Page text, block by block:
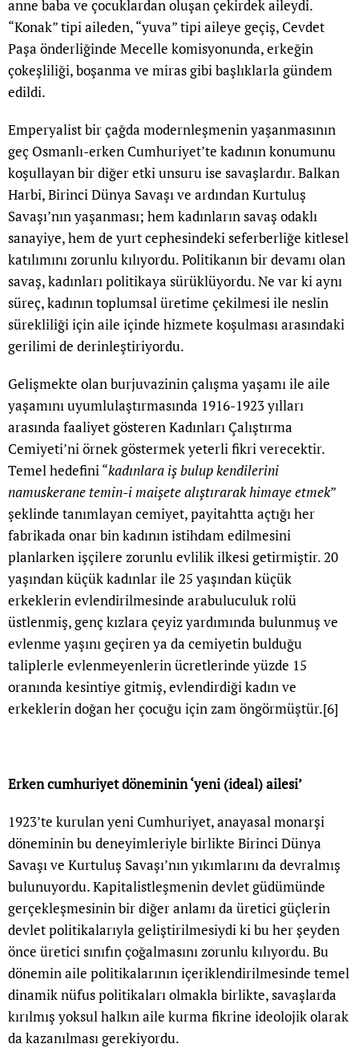
anne baba ve çocuklardan oluşan çekirdek aileydi.
“Konak” tipi aileden, “yuva” tipi aileye geçiş, Cevdet
Paşa önderliğinde Mecelle komisyonunda, erkeğin
çokeşliliği, boşanma ve miras gibi başlıklarla gündem
edildi.
Emperyalist bir çağda modernleşmenin yaşanmasının
geç Osmanlı-erken Cumhuriyet’te kadının konumunu
koşullayan bir diğer etki unsuru ise savaşlardır. Balkan
Harbi, Birinci Dünya Savaşı ve ardından Kurtuluş
Savaşı’nın yaşanması; hem kadınların savaş odaklı
sanayiye, hem de yurt cephesindeki seferberliğe kitlesel
katılımını zorunlu kılıyordu. Politikanın bir devamı olan
savaş, kadınları politikaya sürüklüyordu. Ne var ki aynı
süreç, kadının toplumsal üretime çekilmesi ile neslin
sürekliliği için aile içinde hizmete koşulması arasındaki
gerilimi de derinleştiriyordu.
Gelişmekte olan burjuvazinin çalışma yaşamı ile aile
yaşamını uyumlulaştırmasında 1916-1923 yılları
arasında faaliyet gösteren Kadınları Çalıştırma
Cemiyeti’ni örnek göstermek yeterli fikri verecektir.
Temel hedefini “kadınlara iş bulup kendilerini
namuskerane temin-i maişete alıştırarak himaye etmek”
şeklinde tanımlayan cemiyet, payitahtta açtığı her
fabrikada onar bin kadının istihdam edilmesini
planlarken işçilere zorunlu evlilik ilkesi getirmiştir. 20
yaşından küçük kadınlar ile 25 yaşından küçük
erkeklerin evlendirilmesinde arabuluculuk rolü
üstlenmiş, genç kızlara çeyiz yardımında bulunmuş ve
evlenme yaşını geçiren ya da cemiyetin bulduğu
taliplerle evlenmeyenlerin ücretlerinde yüzde 15
oranında kesintiye gitmiş, evlendirdiği kadın ve
erkeklerin doğan her çocuğu için zam öngörmüştür.[6]
Erken cumhuriyet döneminin ‘yeni (ideal) ailesi’
1923’te kurulan yeni Cumhuriyet, anayasal monarşi
döneminin bu deneyimleriyle birlikte Birinci Dünya
Savaşı ve Kurtuluş Savaşı’nın yıkımlarını da devralmış
bulunuyordu. Kapitalistleşmenin devlet güdümünde
gerçekleşmesinin bir diğer anlamı da üretici güçlerin
devlet politikalarıyla geliştirilmesiydi ki bu her şeyden
önce üretici sınıfın çoğalmasını zorunlu kılıyordu. Bu
dönemin aile politikalarının içeriklendirilmesinde temel
dinamik nüfus politikaları olmakla birlikte, savaşlarda
kırılmış yoksul halkın aile kurma fikrine ideolojik olarak
da kazanılması gerekiyordu.